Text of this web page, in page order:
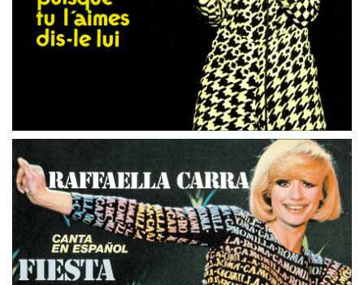
A FAR L’AMORE COMINCIA TU